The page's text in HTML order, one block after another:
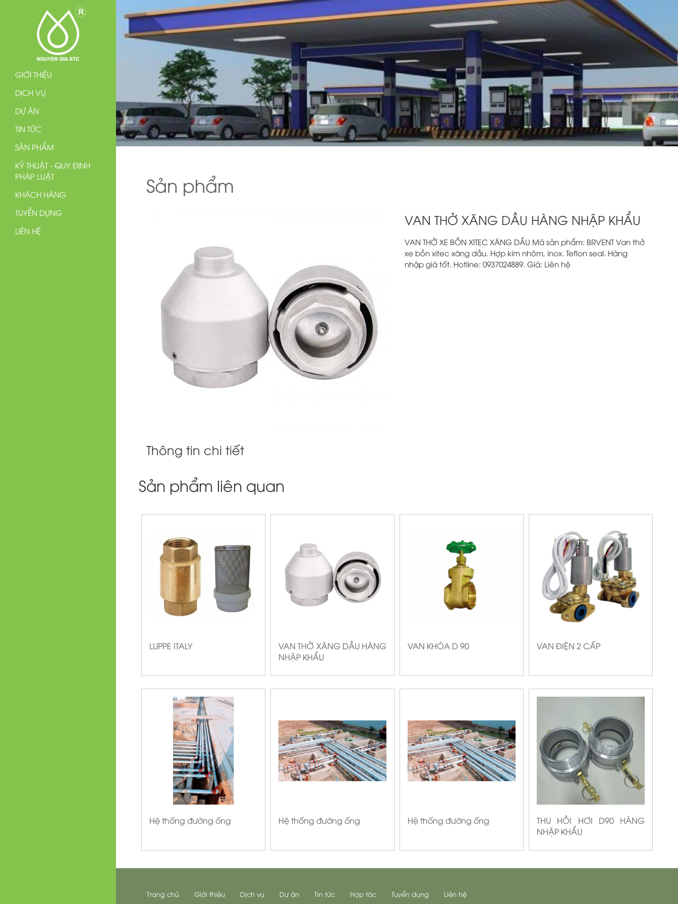
GIỚI THIỆU
DỊCH VỤ
DỰ ÁN
TIN TỨC
SẢN PHẨM
KỶ THUẬT - QUY ĐỊNH
PHÁP LUẬT
KHÁCH HÀNG
TUYỂN DỤNG
LIÊN HỆ
Sản phẩm
VAN THỞ XĂNG DẦU HÀNG NHẬP KHẨU
VAN THỞ XE BỒN XITEC XĂNG DẦU Mã sản phẩm: BRVENT Van thở
xe bồn xitec xăng dầu. Hợp kim nhôm, inox. Teflon seal. Hàng
nhập giá tốt. Hotline: 0937024889. Giá: Liên hệ
Thông tin chi tiết
Sản phẩm liên quan
LUPPE ITALY
VAN THỞ XĂNG DẦU HÀNG
NHẬP KHẨU
VAN KHÓA D 90 VAN ĐIỆN 2 CẤP
Hệ thống đường ống Hệ thống đường ống Hệ thống đường ống
THU HỒI HƠI D90 HÀNG
NHẬP KHẨU
Trang chủ Giới thiệu Dịch vụ Dự án Tin tức Hợp tác Tuyển dụng Liên hệ